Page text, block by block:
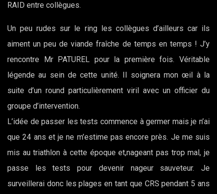
RAID entre collègues.
Un peu rudes sur le ring les collègues d’ailleurs car ils
aiment un peu de viande fraîche de temps en temps ! J’y
rencontre Mr PATUREL pour la première fois. Véritable
légende au sein de cette unité. Il soignera mon œil à la
suite d’un round particulièrement viril avec un officier du
groupe d’intervention.
L’idée de passer les tests commence à germer mais je n’ai
que 24 ans et je ne m’estime pas encore près. Je me suis
mis au triathlon à cette époque et,nageant pas trop mal, je
passe les tests pour devenir nageur sauveteur. Je
surveillerai donc les plages en tant que CRS pendant 5 ans